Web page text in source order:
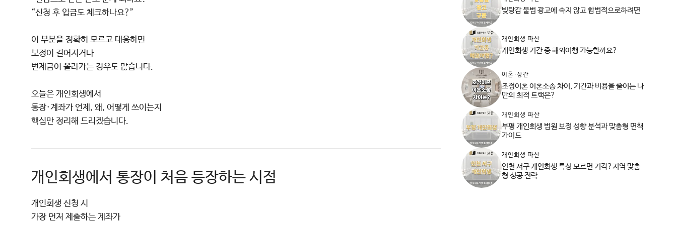
“신청 후 입금도 체크하나요?”
이 부분을 정확히 모르고 대응하면
보정이 길어지거나
변제금이 올라가는 경우도 많습니다.
오늘은 개인회생에서
통장·계좌가 언제, 왜, 어떻게 쓰이는지
핵심만 정리해 드리겠습니다.
개인회생에서 통장이 처음 등장하는 시점
개인회생 신청 시
가장 먼저 제출하는 계좌가
빚탕감 불법 광고에 속지 않고 합법적으로하려면
개인회생 파산
개인회생 기간 중 해외여행 가능할까요?
이혼·상간
조정이혼 이혼소송 차이, 기간과 비용을 줄이는 나
만의 최적 트랙은?
개인회생 파산
부평 개인회생 법원 보정 성향 분석과 맞춤형 면책
가이드
개인회생 파산
인천 서구 개인회생 특성 모르면 기각?지역 맞춤
형 성공 전략